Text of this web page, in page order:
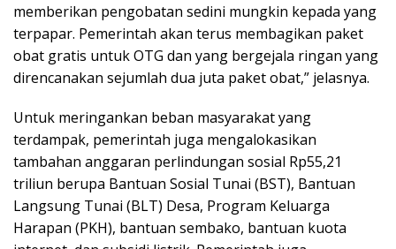
memberikan pengobatan sedini mungkin kepada yang
terpapar. Pemerintah akan terus membagikan paket
obat gratis untuk OTG dan yang bergejala ringan yang
direncanakan sejumlah dua juta paket obat,” jelasnya.
Untuk meringankan beban masyarakat yang
terdampak, pemerintah juga mengalokasikan
tambahan anggaran perlindungan sosial Rp55,21
triliun berupa Bantuan Sosial Tunai (BST), Bantuan
Langsung Tunai (BLT) Desa, Program Keluarga
Harapan (PKH), bantuan sembako, bantuan kuota